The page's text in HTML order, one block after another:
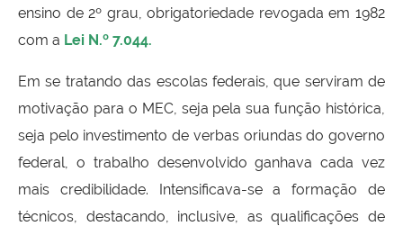
ensino de 2º grau, obrigatoriedade revogada em 1982
com a Lei N.º 7.044.
Em se tratando das escolas federais, que serviram de
motivação para o MEC, seja pela sua função histórica,
seja pelo investimento de verbas oriundas do governo
federal, o trabalho desenvolvido ganhava cada vez
mais credibilidade. Intensificava-se a formação de
técnicos, destacando, inclusive, as qualificações de